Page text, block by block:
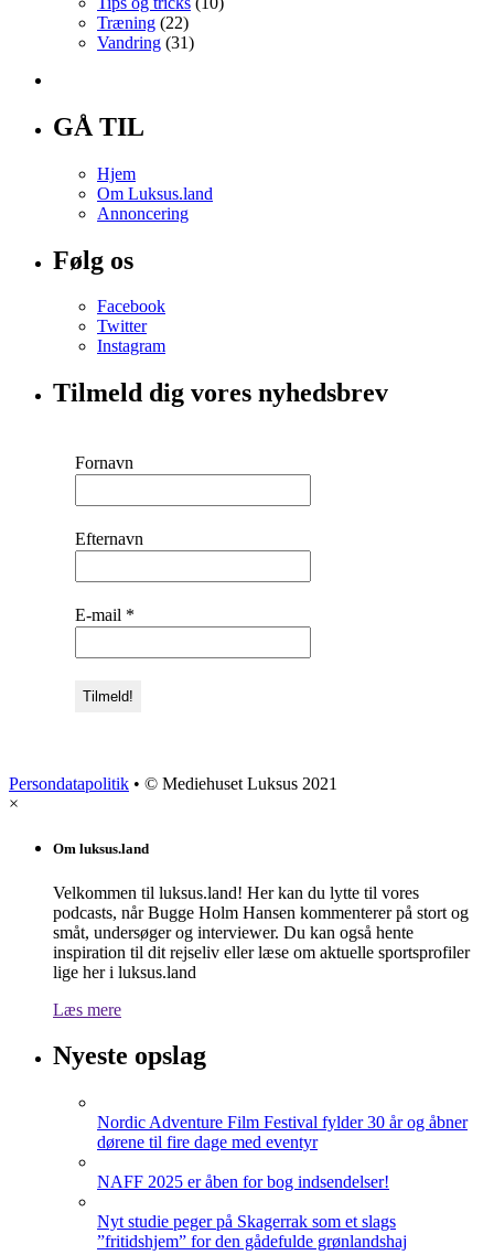
Træning (22)
Vandring (31)
GÅ TIL
Hjem
Om Luksus.land
Annoncering
Følg os
Facebook
Twitter
Instagram
Tilmeld dig vores nyhedsbrev
Fornavn
Efternavn
E-mail *
Persondatapolitik • © Mediehuset Luksus 2021
×
Om luksus.land
Velkommen til luksus.land! Her kan du lytte til vores
podcasts, når Bugge Holm Hansen kommenterer på stort og
småt, undersøger og interviewer. Du kan også hente
inspiration til dit rejseliv eller læse om aktuelle sportsprofiler
lige her i luksus.land
Læs mere
Nyeste opslag
Nordic Adventure Film Festival fylder 30 år og åbner
dørene til fire dage med eventyr
NAFF 2025 er åben for bog indsendelser!
Nyt studie peger på Skagerrak som et slags
”fritidshjem” for den gådefulde grønlandshaj